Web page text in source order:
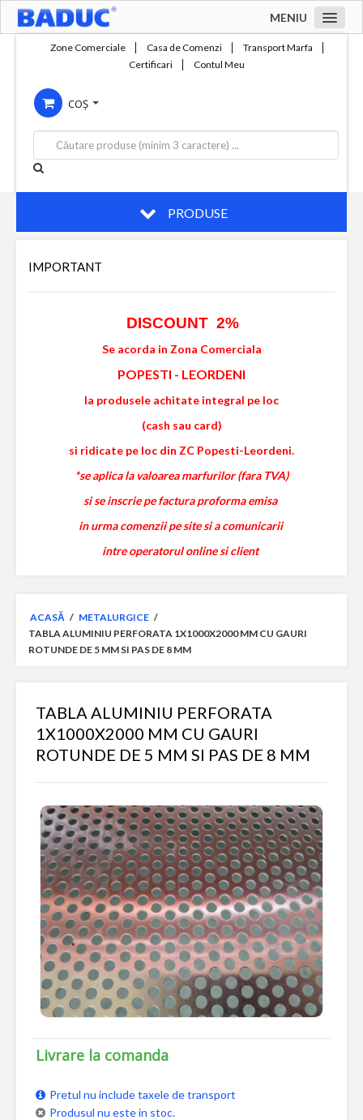
MENIU
Compania
Servicii
Productie
Contact
Zone Comerciale Casa de Comenzi
Transport Marfa
Certificari
Contul Meu
COȘ
PRODUSE
IMPORTANT
DISCOUNT 2%
Se acorda in Zona Comerciala
POPESTI - LEORDENI
la produsele achitate integral pe loc
(cash sau card)
si ridicate pe loc din ZC Popesti-Leordeni.
*se aplica la valoarea marfurilor (fara TVA)
si se inscrie pe factura proforma emisa
in urma comenzii pe site si a comunicarii
intre operatorul online si client
ACASĂ / METALURGICE /
TABLA ALUMINIU PERFORATA 1X1000X2000 MM CU GAURI
ROTUNDE DE 5 MM SI PAS DE 8 MM
TABLA ALUMINIU PERFORATA
1X1000X2000 MM CU GAURI
ROTUNDE DE 5 MM SI PAS DE 8 MM
Livrare la comanda
Pretul nu include taxele de transport
Produsul nu este in stoc.